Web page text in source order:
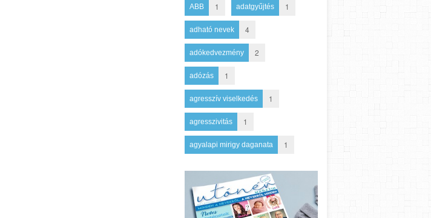
ABB 1 adatgyűjtés 1
adható nevek 4
adókedvezmény 2
adózás 1
agresszív viselkedés 1
agresszivitás 1
agyalapi mirigy daganata 1